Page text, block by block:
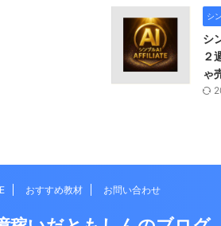
シ
シ
２
ゃ
おすすめ教材 お問い合わせ